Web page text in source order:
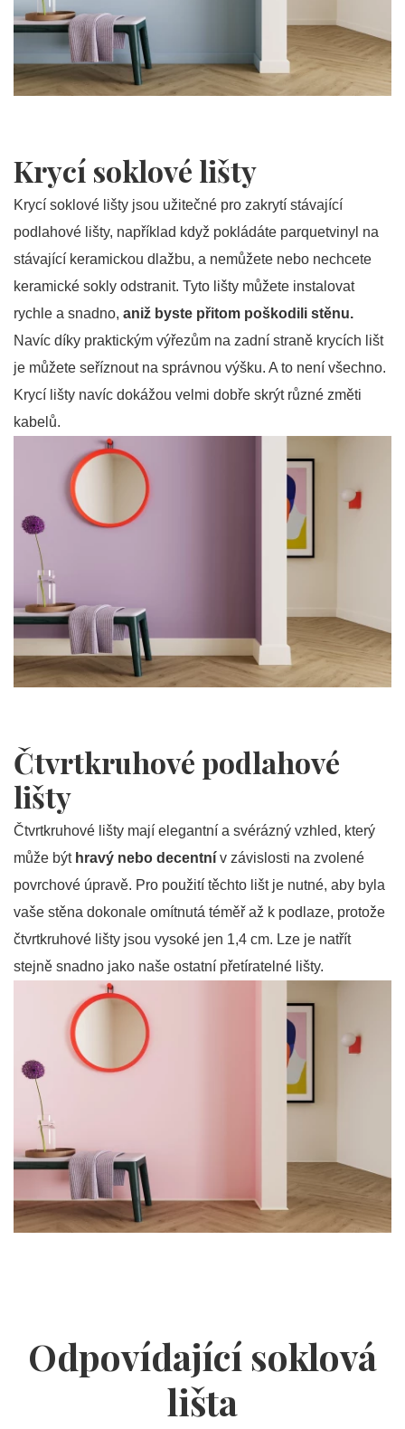
Krycí soklové lišty
Krycí soklové lišty jsou užitečné pro zakrytí stávající
podlahové lišty, například když pokládáte parquetvinyl na
stávající keramickou dlažbu, a nemůžete nebo nechcete
keramické sokly odstranit. Tyto lišty můžete instalovat
rychle a snadno, aniž byste přitom poškodili stěnu.
Navíc díky praktickým výřezům na zadní straně krycích lišt
je můžete seříznout na správnou výšku. A to není všechno.
Krycí lišty navíc dokážou velmi dobře skrýt různé změti
kabelů.
Čtvrtkruhové podlahové
lišty
Čtvrtkruhové lišty mají elegantní a svérázný vzhled, který
může být hravý nebo decentní v závislosti na zvolené
povrchové úpravě. Pro použití těchto lišt je nutné, aby byla
vaše stěna dokonale omítnutá téměř až k podlaze, protože
čtvrtkruhové lišty jsou vysoké jen 1,4 cm. Lze je natřít
stejně snadno jako naše ostatní přetíratelné lišty.
Odpovídající soklová
lišta